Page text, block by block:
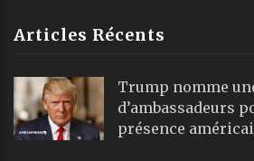
Articles Récents
Trump nomme
d’ambassadeurs
présence